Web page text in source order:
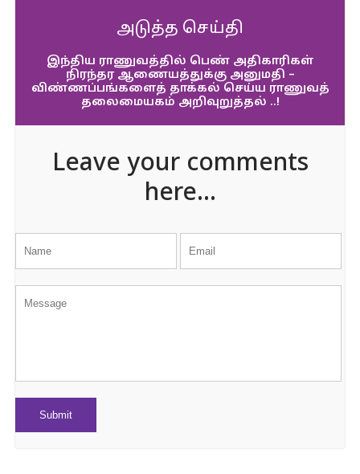
அடுத்த செய்தி
இந்திய ராணுவத்தில் பெண் அதிகாரிகள்
நிரந்தர ஆணையத்துக்கு அனுமதி –
விண்ணப்பங்களைத் தாக்கல் செய்ய ராணுவத்
தலைமையகம் அறிவுறுத்தல் ..!
Leave your comments
here...